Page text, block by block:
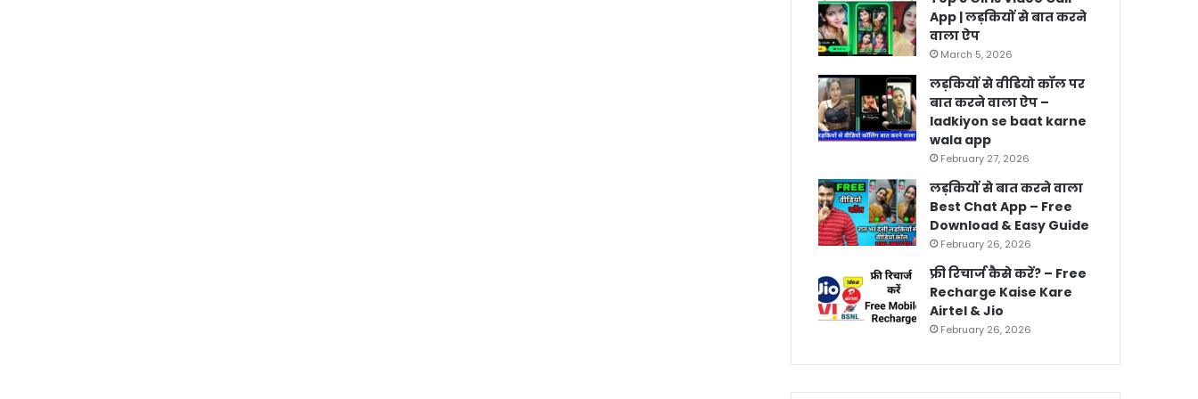
App | लड़कियों से बात करने
वाला ऐप
March 5, 2026
लड़कियों से वीडियो कॉल पर
बात करने वाला ऐप –
ladkiyon se baat karne
wala app
February 27, 2026
लड़कियों से बात करने वाला
Best Chat App – Free
Download & Easy Guide
February 26, 2026
फ्री रिचार्ज कैसे करें? – Free
Recharge Kaise Kare
Airtel & Jio
February 26, 2026